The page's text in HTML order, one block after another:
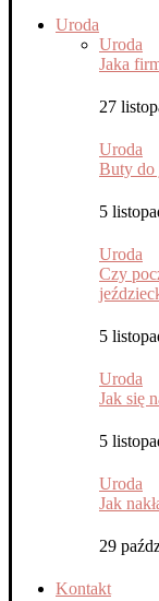
Uroda
Uroda
Jaka
27
Uroda
Buty do
5
Uroda
Czy
5
Uroda
Jak się
5
Uroda
Jak
29
Kontakt